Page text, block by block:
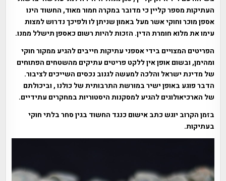
העתיקות מספר קליין כי מדובר במקרה חמור מאוד, החשוד הינו
אספן מוכר וחוקי אשר מעל באמון שניתן לו ולפיכך נדרוש למצות
עימו את מלוא חומרת הדין. הזכות להיות רשום כאספן תישלל ממנו.
הפריטים המצויים בידי אספני עתיקות חייבים להגיע ממקור חוקי
ומהימן, ובשום אופן אין ללקט פריטים עתיקים מהשטחים הפתוחים
של מדינת ישראל והלכה למעשה לגנוב נכסים השייכים לציבור.
הדבר פוגע באופן ישיר במורשת התרבותית של כולנו , וביכולתם
של הארכיאולוגים להגיע למסקנות היסטוריות במחקרים עתידיים.
בזמן הקרוב יוגש כתב אישום כנגד החשוד בגין סחר בלתי חוקי
בעתיקות.